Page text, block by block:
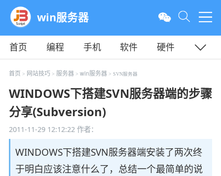
win服务器
首页 编程 手机 软件
硬件
教程
平面 服务器
首页 > 网站技巧 > 服务器> win服务器> SVN服务器
WINDOWS下搭建SVN服务器端的步骤
分享(Subversion)
2011-11-29 12:12:22作者：
WINDOWS下搭建SVN服务器端安装了两次终
于明白应该注意什么了，总结一个最简单的说